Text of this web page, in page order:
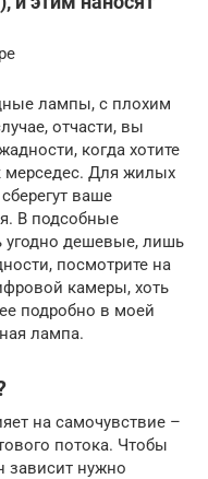
лампы, с плохим
отчасти, вы
когда хотите
мерседес. Для жилых
ваше
В подсобные
угодно дешевые, лишь
посмотрите на
камеры, хоть
подробно в моей
лампа.
на самочувствие –
потока. Чтобы
зависит нужно